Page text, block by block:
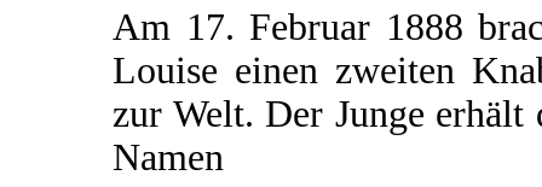
Am 17. Februar 1888
Louise einen zweiten
zur Welt. Der Junge erhält
Namen